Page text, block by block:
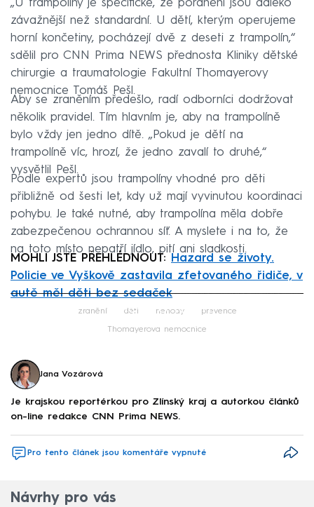
„U trampolíny je specifické, že poranění jsou daleko
závažnější než standardní. U dětí, kterým operujeme
horní končetiny, pocházejí dvě z deseti z trampolín,“
sdělil pro CNN Prima NEWS přednosta Kliniky dětské
chirurgie a traumatologie Fakultní Thomayerovy
nemocnice Tomáš Pešl.
Aby se zraněním předešlo, radí odborníci dodržovat
několik pravidel. Tím hlavním je, aby na trampolíně
bylo vždy jen jedno dítě. „Pokud je dětí na
trampolíně víc, hrozí, že jedno zavalí to druhé,“
vysvětlil Pešl.
Podle expertů jsou trampolíny vhodné pro děti
přibližně od šesti let, kdy už mají vyvinutou koordinaci
pohybu. Je také nutné, aby trampolína měla dobře
zabezpečenou ochrannou síť. A myslete i na to, že
na toto místo nepatří jídlo, pití ani sladkosti.
MOHLI JSTE PŘEHLÉDNOUT:
Hazard se životy.
Policie ve Vyškově zastavila zfetovaného řidiče, v
autě měl děti bez sedaček
Failed to fetch
zranění děti nehody prevence
Thomayerova nemocnice
Jana Vozárová
Je krajskou reportérkou pro Zlínský kraj a autorkou článků
on-line redakce CNN Prima NEWS.
Pro tento článek jsou komentáře vypnuté
Návrhy pro vás